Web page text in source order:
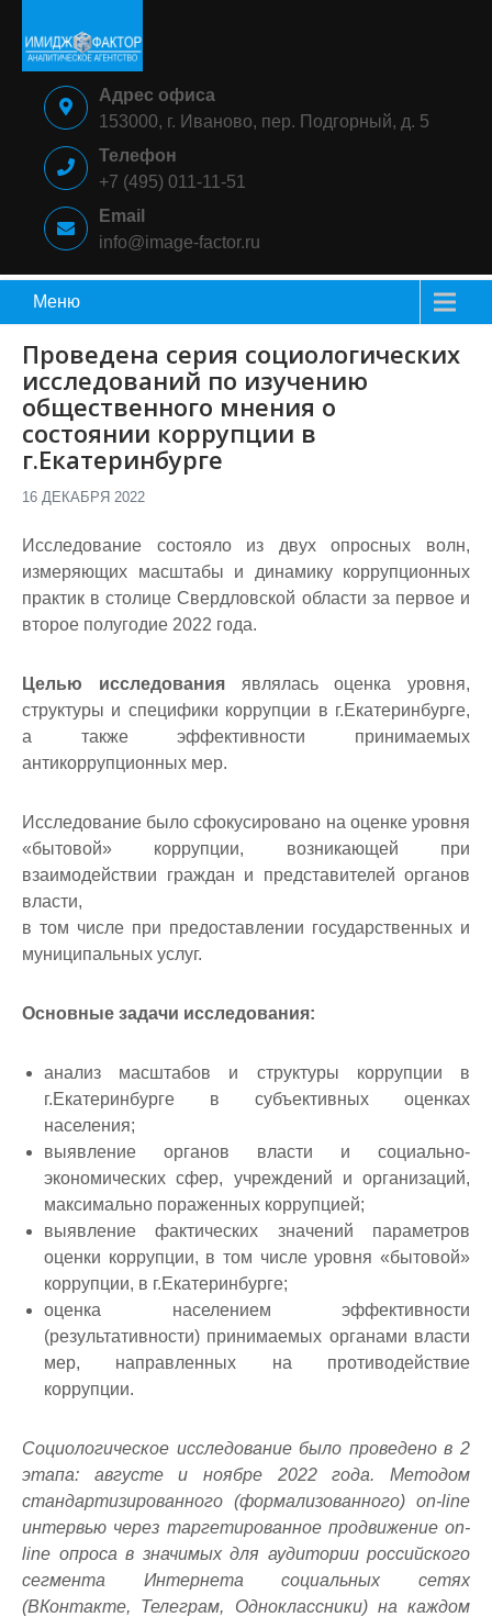
content
ИМИДЖ-
ФАКТОР
Аналитическое
агентство
Адрес офиса
153000, г. Иваново, пер. Подгорный, д. 5
Телефон
+7 (495) 011-11-51
Email
info@image-factor.ru
Меню
Проведена серия социологических
исследований по изучению
общественного мнения о
состоянии коррупции в
г.Екатеринбурге
16 ДЕКАБРЯ 2022
Исследование состояло из двух опросных волн,
измеряющих масштабы и динамику коррупционных
практик в столице Свердловской области за первое и
второе полугодие 2022 года.
Целью исследованияявлялась оценка уровня,
структуры и специфики коррупции в г.Екатеринбурге,
а также эффективности принимаемых
антикоррупционных мер.
Исследование было сфокусировано на оценке уровня
«бытовой» коррупции, возникающей при
взаимодействии граждан и представителей органов
власти,
в том числе при предоставлении государственных и
муниципальных услуг.
Основные задачи исследования:
анализ масштабов и структуры коррупции в
г.Екатеринбурге в субъективных оценках
населения;
выявление органов власти и социально-
экономических сфер, учреждений и организаций,
максимально пораженных коррупцией;
выявление фактических значений параметров
оценки коррупции, в том числе уровня «бытовой»
коррупции, в г.Екатеринбурге;
оценка населением эффективности
(результативности) принимаемых органами власти
мер, направленных на противодействие
коррупции.
Социологическое исследование было проведено в 2
этапа: августе и ноябре 2022 года. Методом
стандартизированного (формализованного) on-line
интервью через таргетированное продвижение on-
line опроса в значимых для аудитории российского
сегмента Интернета социальных сетях
(ВКонтакте, Телеграм, Одноклассники) на каждом